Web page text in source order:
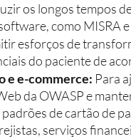
os longos tempos
como MISRA e
esforços de
do paciente de
e e-commerce: Para
da OWASP e
de cartão de
serviços